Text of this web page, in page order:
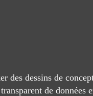
des dessins de
de données